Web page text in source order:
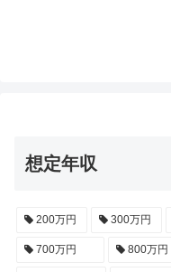
想定年収
200万円 300万円
700万円 800万円